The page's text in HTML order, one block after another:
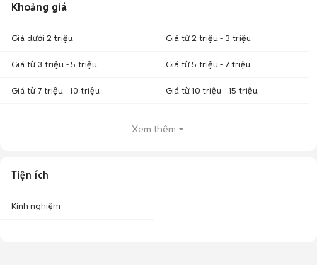
Khoảng giá
Giá dưới 2 triệu Giá từ 2 triệu - 3 triệu
Giá từ 3 triệu - 5 triệu Giá từ 5 triệu - 7 triệu
Giá từ 7 triệu - 10 triệu Giá từ 10 triệu - 15 triệu
Xem thêm
Tiện ích
Kinh nghiệm